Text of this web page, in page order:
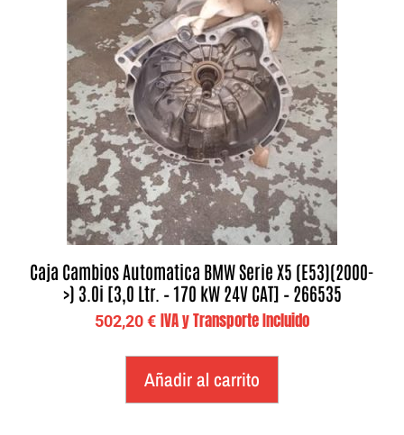
Caja Cambios Automatica BMW Serie X5 (E53)(2000-
>) 3.0i [3,0 Ltr. – 170 kW 24V CAT] – 266535
502,20€ IVA y Transporte Incluido
Añadir al carrito